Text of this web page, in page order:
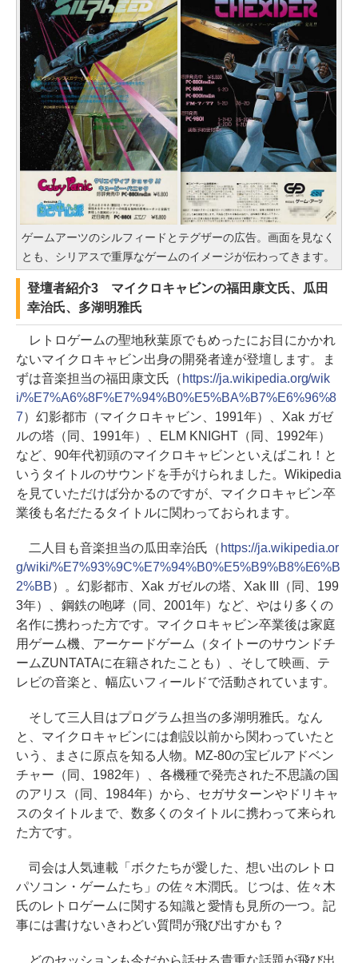
ゲームアーツのシルフィードとテグザーの広告。画面を見なく
とも、シリアスで重厚なゲームのイメージが伝わってきます。
登壇者紹介3 マイクロキャビンの福田康文氏、瓜田
幸治氏、多湖明雅氏
レトロゲームの聖地秋葉原でもめったにお目にかかれ
ないマイクロキャビン出身の開発者達が登壇します。ま
ずは音楽担当の福田康文氏（ https://ja.wikipedia.org/wik
i/%E7%A6%8F%E7%94%B0%E5%BA%B7%E6%96%8
7）幻影都市（マイクロキャビン、1991年）、Xak ガゼ
ルの塔（同、1991年）、ELM KNIGHT（同、1992年）
など、90年代初頭のマイクロキャビンといえばこれ！と
いうタイトルのサウンドを手がけられました。Wikipedia
を見ていただけば分かるのですが、マイクロキャビン卒
業後も名だたるタイトルに関わっておられます。
二人目も音楽担当の瓜田幸治氏（ https://ja.wikipedia.or
g/wiki/%E7%93%9C%E7%94%B0%E5%B9%B8%E6%B
2%BB）。幻影都市、Xak ガゼルの塔、Xak III（同、199
3年）、鋼鉄の咆哮（同、2001年）など、やはり多くの
名作に携わった方です。マイクロキャビン卒業後は家庭
用ゲーム機、アーケードゲーム（タイトーのサウンドチ
ームZUNTATAに在籍されたことも）、そして映画、テ
レビの音楽と、幅広いフィールドで活動されています。
そして三人目はプログラム担当の多湖明雅氏。なん
と、マイクロキャビンには創設以前から関わっていたと
いう、まさに原点を知る人物。MZ-80の宝ビルアドベン
チャー（同、1982年）、各機種で発売された不思議の国
のアリス（同、1984年）から、セガサターンやドリキャ
スのタイトルまで、数多くのタイトルに携わって来られ
た方です。
司会は人気連載「ボクたちが愛した、想い出のレトロ
パソコン・ゲームたち」の佐々木潤氏。じつは、佐々木
氏のレトロゲームに関する知識と愛情も見所の一つ。記
事には書けないきわどい質問が飛び出すかも？
どのセッションも今だから話せる貴重な話題が飛び出